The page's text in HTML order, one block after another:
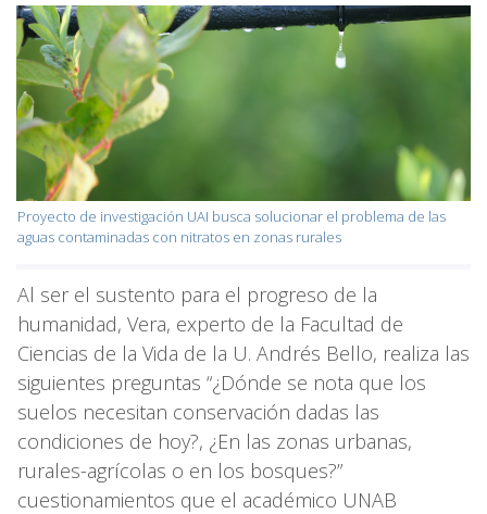
Proyecto de investigación UAI busca solucionar el problema de las
aguas contaminadas con nitratos en zonas rurales
Al ser el sustento para el progreso de la
humanidad, Vera, experto de la Facultad de
Ciencias de la Vida de la U. Andrés Bello, realiza las
siguientes preguntas “¿Dónde se nota que los
suelos necesitan conservación dadas las
condiciones de hoy?, ¿En las zonas urbanas,
rurales-agrícolas o en los bosques?”
cuestionamientos que el académico UNAB